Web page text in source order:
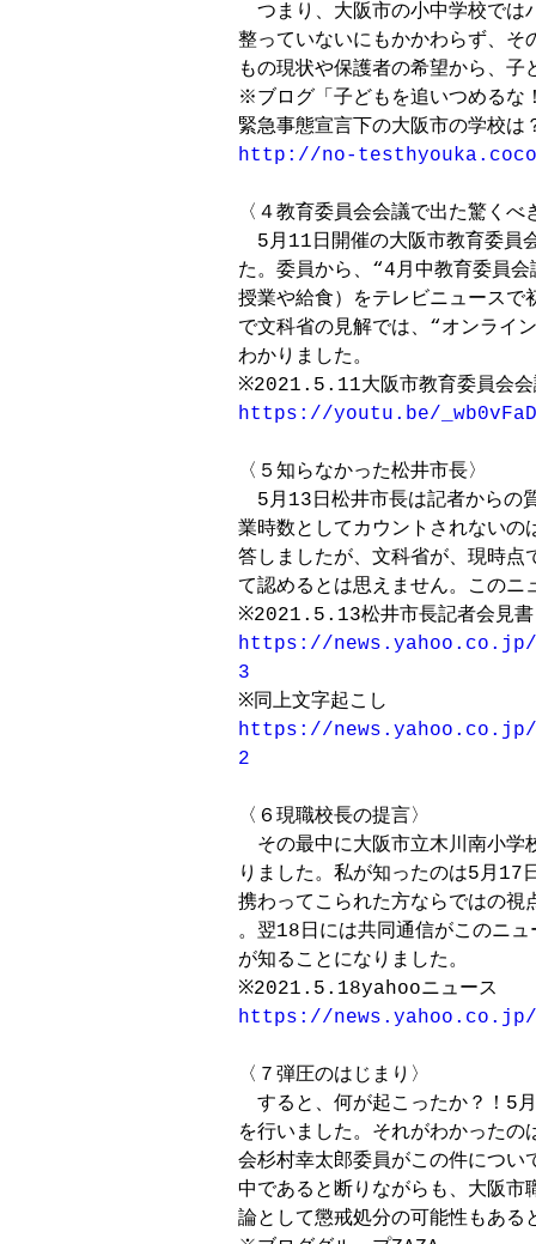
つまり、大阪市の小中学校では
整っていないにもかかわらず、そ
もの現状や保護者の希望から、
※ブログ「子どもを追いつめるな
http://no-
〈４教育委員会会議で出た驚くべ
5月11日開催の大阪市教育委員
た。委員から、“4月中教育委員
授業や給食）をテレビニュース
で文科省の見解では、“オンライ
わかりました。
https://youtu.be/
〈５知らなかった松井市長〉
5月13日松井市長は記者からの
業時数としてカウントされない
答しましたが、文科省が、現時点
て認めるとは思えません。このニ
https://news.yahoo.co.jp/
3
https://news.yahoo.co.jp/
2
〈６現職校長の提言〉
その最中に大阪市立木川南小学
りました。私が知ったのは5月17
携わってこられた方ならではの視
。翌18日には共同通信がこのニ
が知ることになりました。
https://news.yahoo.co.jp/
〈７弾圧のはじまり〉
すると、何が起こったか？！5
を行いました。それがわかった
会杉村幸太郎委員がこの件につい
中であると断りながらも、大阪
論として懲戒処分の可能性もある